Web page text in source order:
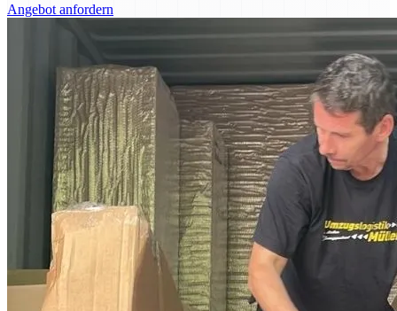
Angebot anfordern